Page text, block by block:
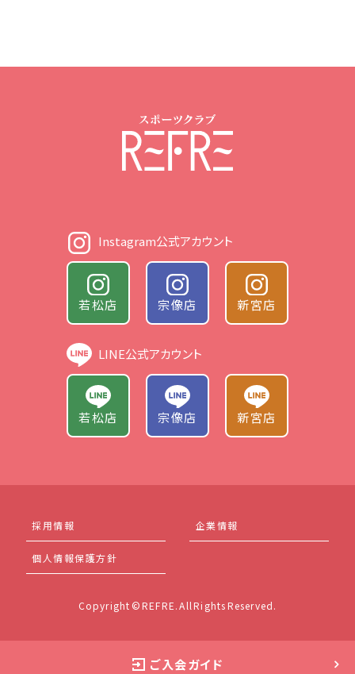
することとし、その目的の範囲を逸脱した利用は
個人情報を提供されるか否か、および、どの個人
情報を提供し、どの個人情報を提供しないかに
ついては、ご本人のご意思に基づくものといたし
ただし、利用目的に必要な個人情報を提供され
なかったときには、適正なサービス等の提供が受
けられない場合があります。
6.安全管理措置
スポーツクラブ リフレは、お客様の個人情報を厳
を講じます。
7.社内教育
スポーツクラブ リフレは、従業員に対する個人情
報保護について教育訓練を行い、その内容を社
内に周知徹底させます。
8.委託先の監督
Instagram公式アカウント
若松店 宗像店 新宮店
LINE公式アカウント
若松店 宗像店 新宮店
採用情報 企業情報
個人情報保護方針
Copyright © REFRE. All Rights Reserved.
ご入会ガイド